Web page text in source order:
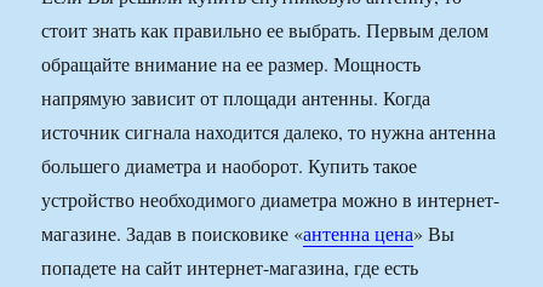
стоит знать как правильно ее выбрать. Первым делом
обращайте внимание на ее размер. Мощность
напрямую зависит от площади антенны. Когда
источник сигнала находится далеко, то нужна антенна
большего диаметра и наоборот. Купить такое
устройство необходимого диаметра можно в интернет-
магазине. Задав в поисковике «антенна цена» Вы
попадете на сайт интернет-магазина, где есть